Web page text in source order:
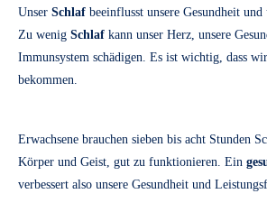
Unser Schlaf beeinflusst unsere Gesundheit und
Zu wenig Schlaf kann unser Herz, unsere
Immunsystem schädigen. Es ist wichtig, dass
bekommen.
Erwachsene brauchen sieben bis acht Stunden
Körper und Geist, gut zu funktionieren. Ein
verbessert also unsere Gesundheit und